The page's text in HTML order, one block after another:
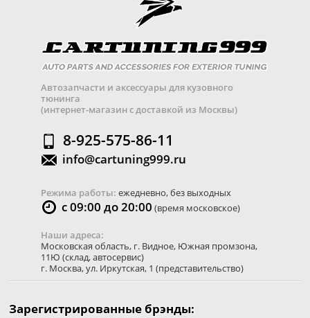
Автозапчасти и аксессуары для кузовного
тюнинга
(интернет-магазин с доставкой из Москвы)
8-925-575-86-11
info@cartuning999.ru
Режима работы: ежедневно, без выходных
с 09:00 до 20:00 (время московское)
Наши адреса:
Московская область, г. Видное, Южная промзона,
11Ю (склад, автосервис)
г. Москва,ул. Иркутская, 1 (представительство)
Зарегистрированные брэнды: